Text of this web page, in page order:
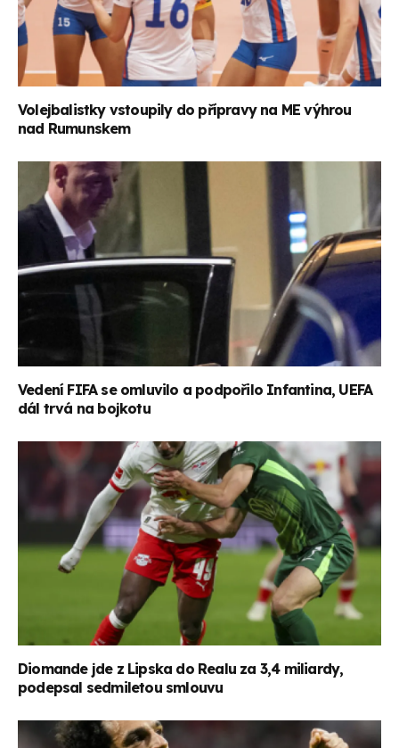
Volejbalistky vstoupily do přípravy na ME výhrou
nad Rumunskem
Vedení FIFA se omluvilo a podpořilo Infantina, UEFA
dál trvá na bojkotu
Diomande jde z Lipska do Realu za 3,4 miliardy,
podepsal sedmiletou smlouvu